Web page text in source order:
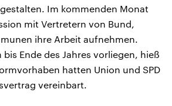
Im kommenden Monat
mit Vertretern von Bund,
ihre Arbeit aufnehmen.
bis Ende des Jahres vorliegen, hieß
hatten Union und SPD
vereinbart.